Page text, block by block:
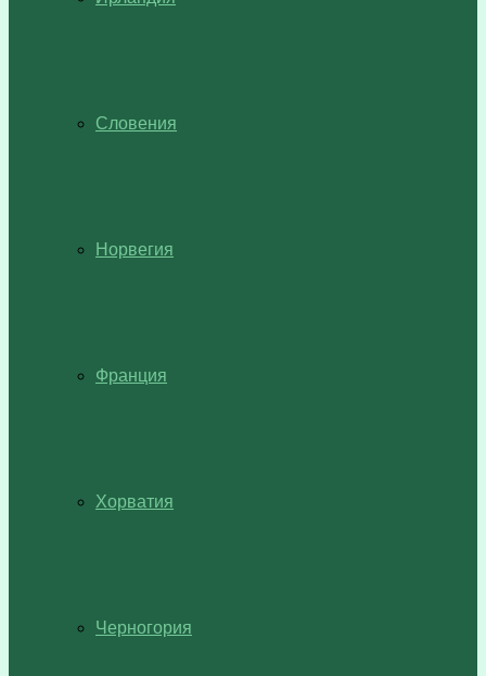
Словения
Норвегия
Франция
Хорватия
Черногория